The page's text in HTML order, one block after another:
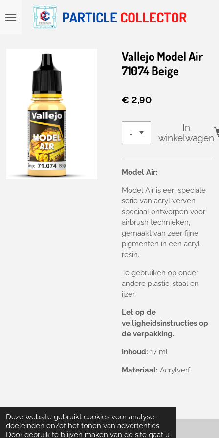
Deze website gebruikt cookies voor analyse-
doeleinden en/of het tonen van advertenties.
Door gebruik te blijven maken van de site gaat u
direct
hoofdinhoud
PARTICLE COLLECTOR
Vallejo Model Air
71074 Beige
€ 2,90
In
winkelwagen
Model Air:
Model Air is een speciale
serie van acryl verven
speciaal ontworpen voor
airbrush technieken,
gemaakt van zeer fijne
pigmenten in een acryl
resin.
Te gebruiken op onder
andere plastic, staal en
ijzer.
Let op de
veiligheidsinstructies op
de verpakking.
Inhoud: 17 ml
Materiaal: Acrylverf